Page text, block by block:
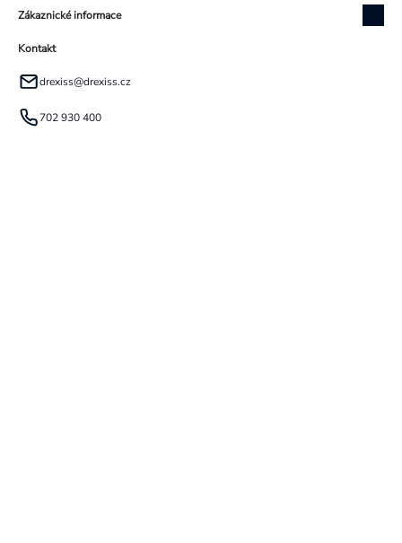
Zákaznické informace
Kontakt
drexiss@drexiss.cz
702 930 400